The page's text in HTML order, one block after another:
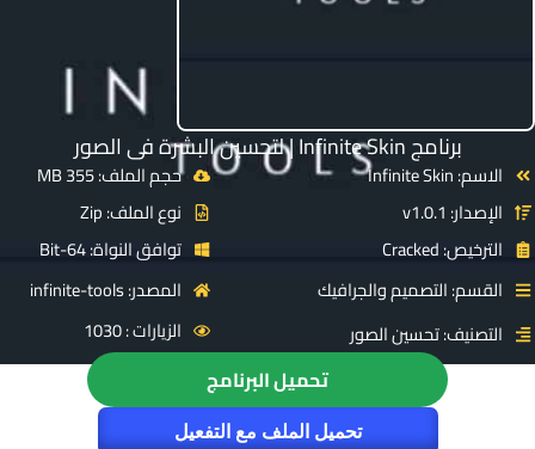
برنامج Infinite Skin | لتحسين البشرة فى الصور
الاسم: Infinite Skin
الإصدار: v1.0.1
الترخيص: Cracked
القسم: التصميم والجرافيك
التصنيف: تحسين الصور
حجم الملف: 355 MB
نوع الملف: Zip
توافق النواة: 64-Bit
المصدر: infinite-tools
الزيارات : 1030
تحميل البرنامج
تحميل الملف مع التفعيل